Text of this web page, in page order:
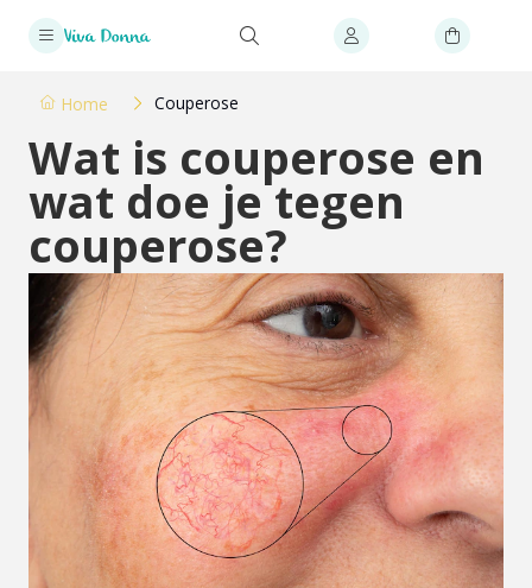
Home Couperose
Wat is couperose en
wat doe je tegen
couperose?